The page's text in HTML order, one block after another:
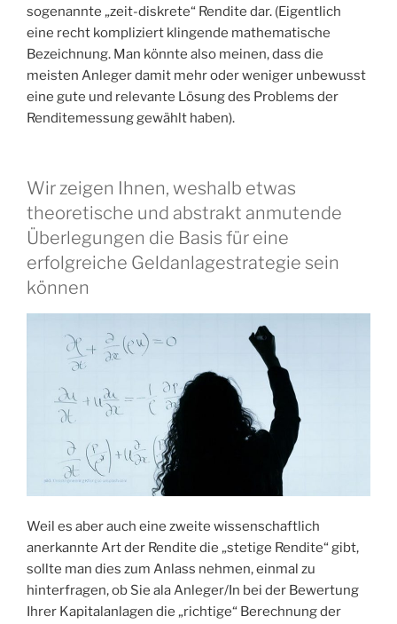
sogenannte „zeit-diskrete“ Rendite dar. (Eigentlich
eine recht kompliziert klingende mathematische
Bezeichnung. Man könnte also meinen, dass die
meisten Anleger damit mehr oder weniger unbewusst
eine gute und relevante Lösung des Problems der
Renditemessung gewählt haben).
Wir zeigen Ihnen, weshalb etwas
theoretische und abstrakt anmutende
Überlegungen die Basis für eine
erfolgreiche Geldanlagestrategie sein
können
Weil es aber auch eine zweite wissenschaftlich
anerkannte Art der Rendite die „stetige Rendite“ gibt,
sollte man dies zum Anlass nehmen, einmal zu
hinterfragen, ob Sie ala Anleger/In bei der Bewertung
Ihrer Kapitalanlagen die „richtige“ Berechnung der